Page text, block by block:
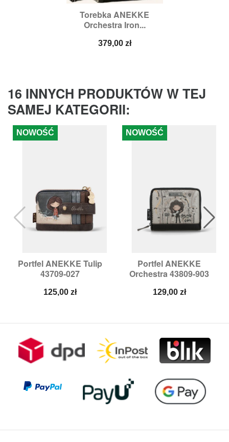
Torebka ANEKKE
Orchestra Iron...
Cena
379,00 zł
16 INNYCH PRODUKTÓW W TEJ
SAMEJ KATEGORII:
Portfel ANEKKE Tulip
43709-027
Cena
125,00 zł
NOWOŚĆ
Portfel ANEKKE
Orchestra 43809-903
Cena
129,00 zł
NOWOŚĆ